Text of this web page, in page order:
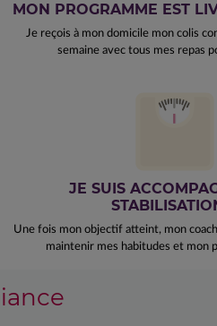
MON PROGRAMME EST
Je reçois à mon domicile mon colis
semaine avec tous mes repas
JE SUIS
Une fois mon objectif atteint, mon
maintenir mes habitudes et mon